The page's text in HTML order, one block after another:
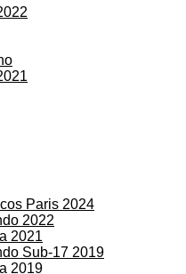
Paris 2024
2022
2021
Sub-17 2019
2019